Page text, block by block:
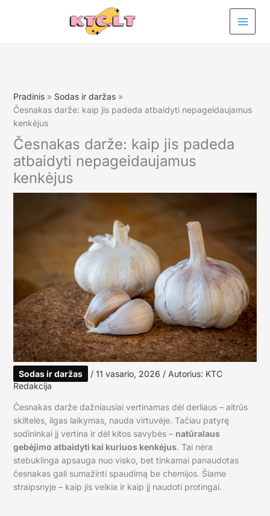
Pradinis
Sodas ir daržas
Česnakas darže: kaip jis padeda atbaidyti nepageidaujamus
kenkėjus
Česnakas darže: kaip jis padeda
atbaidyti nepageidaujamus
kenkėjus
Sodas ir daržas / 11 vasario, 2026 / Autorius: KTC
Redakcija
Česnakas darže dažniausiai vertinamas dėl derliaus – aitrūs
skiltelės, ilgas laikymas, nauda virtuvėje. Tačiau patyrę
sodininkai jį vertina ir dėl kitos savybės – natūralaus
gebėjimo atbaidyti kai kuriuos kenkėjus. Tai nėra
stebuklinga apsauga nuo visko, bet tinkamai panaudotas
česnakas gali sumažinti spaudimą be chemijos. Šiame
straipsnyje – kaip jis veikia ir kaip jį naudoti protingai.